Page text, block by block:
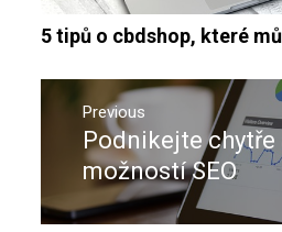
5 tipů o cbdshop, které
Navigace
příspěvek
Previous
Previous
post:
Podnikejte chytře
možností SEO